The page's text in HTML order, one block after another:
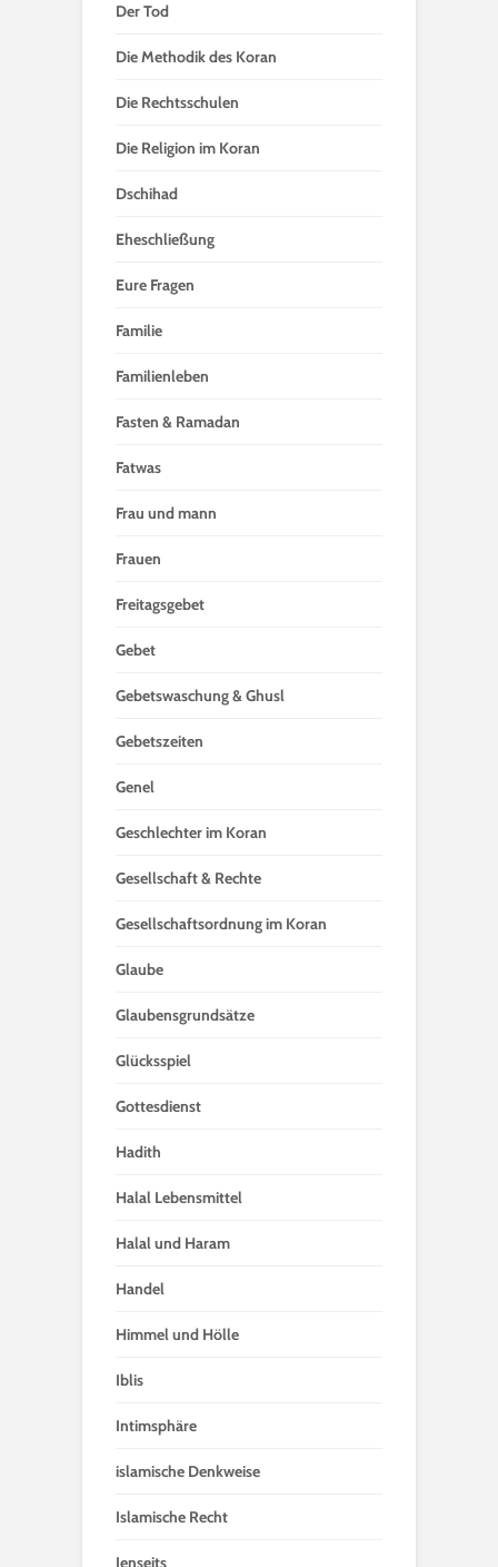
Der Tod
Die Methodik des Koran
Die Rechtsschulen
Die Religion im Koran
Dschihad
Eheschließung
Eure Fragen
Familie
Familienleben
Fasten & Ramadan
Fatwas
Frau und mann
Frauen
Freitagsgebet
Gebet
Gebetswaschung & Ghusl
Gebetszeiten
Genel
Geschlechter im Koran
Gesellschaft & Rechte
Gesellschaftsordnung im Koran
Glaube
Glaubensgrundsätze
Glücksspiel
Gottesdienst
Hadith
Halal Lebensmittel
Halal und Haram
Handel
Himmel und Hölle
Iblis
Intimsphäre
islamische Denkweise
Islamische Recht
Jenseits